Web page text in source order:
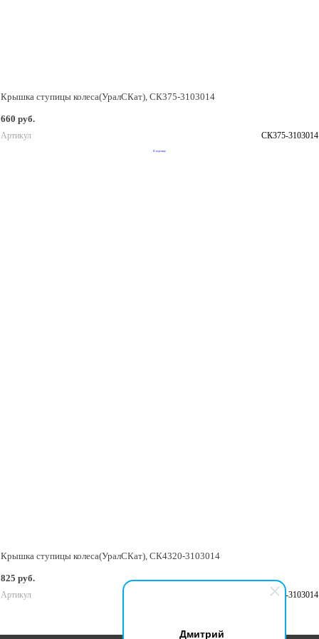
Дмитрий
Крышка ступицы колеса(УралСКат), СК375-3103014
660 руб.
Артикул СК375-3103014
В корзину
Крышка ступицы колеса(УралСКат), СК4320-3103014
825 руб.
Артикул СК4320-3103014